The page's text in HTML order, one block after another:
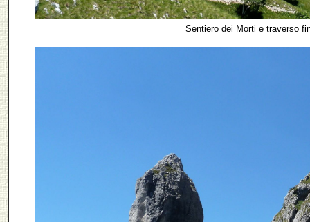
Sentiero dei Morti e traverso